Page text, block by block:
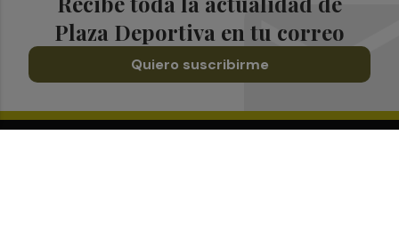
Plaza Deportiva en tu correo
Quiero suscribirme